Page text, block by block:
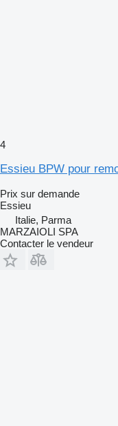
4
Essieu BPW pour
Prix sur demande
Essieu
Italie, Parma
MARZAIOLI SPA
Contacter le vendeur